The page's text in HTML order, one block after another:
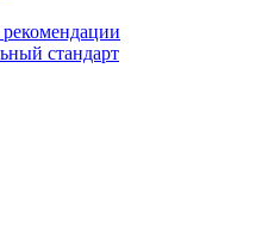
стандарт